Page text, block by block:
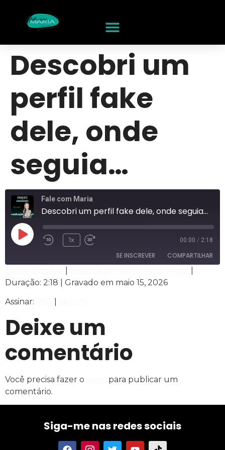
Descobri um
perfil fake
dele, onde
seguia…
Fale com Maria
Descobri um perfil fake dele, onde seguia...
1x 00:00 / 2:18
SE INSCREVER COMPARTILHAR
RSS Spotify
FEED RSS
COMPARTILHAR
LINK
INCORPORAR
Duração: 2:18
Gravado em maio 15, 2026
Assinar:
Deixe um
comentário
Você precisa fazer o
para publicar um
comentário.
Siga-me nas redes sociais